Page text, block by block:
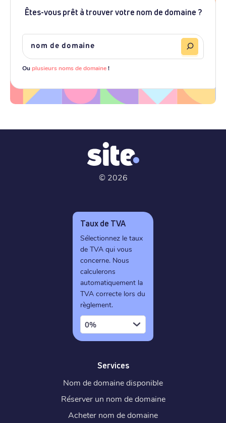
Êtes-vous prêt à trouver votre nom de domaine ?
Ouplusieurs noms de domaine!
© 2026
Taux de TVA
Sélectionnez le taux
de TVA qui vous
concerne. Nous
calculerons
automatiquement la
TVA correcte lors du
règlement.
0%
Services
Nom de domaine disponible
Réserver un nom de domaine
Acheter nom de domaine